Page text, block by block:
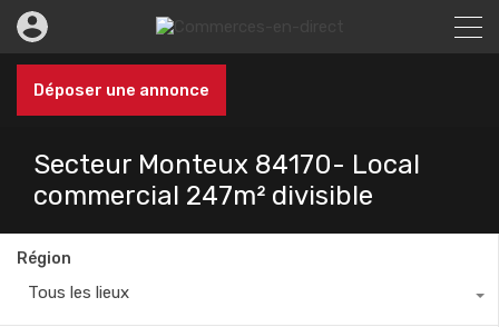
Déposer une annonce
Secteur Monteux 84170- Local
commercial 247m² divisible
Région
Tous les lieux